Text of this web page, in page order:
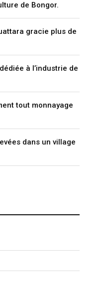
de Bongor.
gracie plus de
à l’industrie de
tout monnayage
dans un village